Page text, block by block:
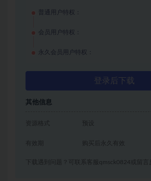
普通用户特权：
会员用户特权：
永久会员用户特权：
登录后下载
其他信息
资源格式 预设
有效期 购买后永久有效
下载遇到问题？可联系客服qmsck0824或留言